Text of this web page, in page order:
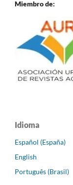
Miembro de:
Idioma
Español (España)
English
Português (Brasil)